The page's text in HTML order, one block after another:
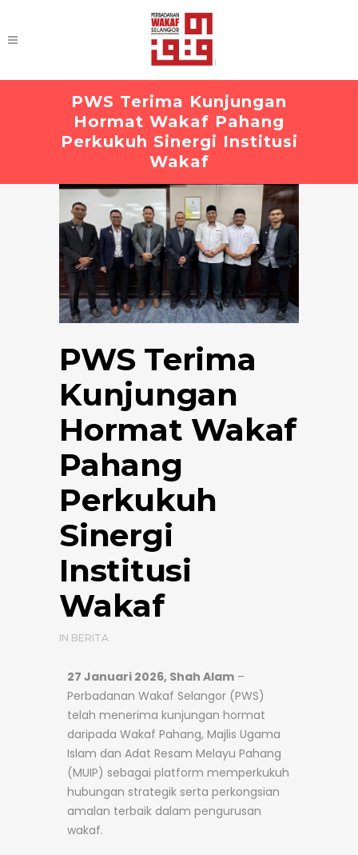
PWS Terima Kunjungan
Hormat Wakaf Pahang
Perkukuh Sinergi Institusi
Wakaf
PWS Terima
Kunjungan
Hormat Wakaf
Pahang
Perkukuh
Sinergi
Institusi
Wakaf
IN BERITA
27 Januari 2026, Shah Alam –
Perbadanan Wakaf Selangor (PWS)
telah menerima kunjungan hormat
daripada Wakaf Pahang, Majlis Ugama
Islam dan Adat Resam Melayu Pahang
(MUIP) sebagai platform memperkukuh
hubungan strategik serta perkongsian
amalan terbaik dalam pengurusan
wakaf.